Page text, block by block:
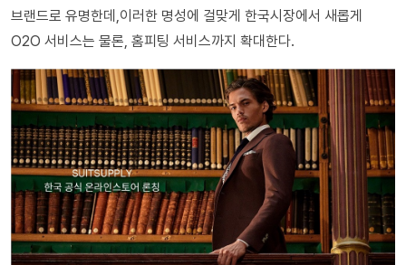
브랜드로 유명한데,이러한 명성에 걸맞게 한국시장에서 새롭게
O2O 서비스는 물론, 홈피팅 서비스까지 확대한다.